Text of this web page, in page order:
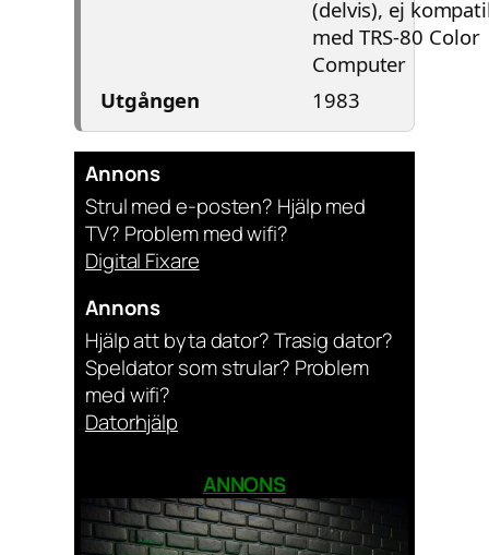
(delvis), ej
med TRS-80 Color
Computer
Utgången
1983
Annons
Strul med e-posten? Hjälp med
TV? Problem med wifi?
Digital Fixare
Annons
Hjälp att byta dator? Trasig dator?
Speldator som strular? Problem
med wifi?
Datorhjälp
ANNONS